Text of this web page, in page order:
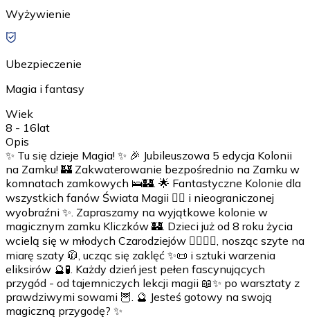
Wyżywienie
Ubezpieczenie
Magia i fantasy
Wiek
8 - 16lat
Opis
✨ Tu się dzieje Magia! ✨ 🎉 Jubileuszowa 5 edycja Kolonii
na Zamku! 🏰 Zakwaterowanie bezpośrednio na Zamku w
komnatach zamkowych 🛌🏰. 🌟 Fantastyczne Kolonie dla
wszystkich fanów Świata Magii 🧙‍♂️ i nieograniczonej
wyobraźni ✨. Zapraszamy na wyjątkowe kolonie w
magicznym zamku Kliczków 🏰. Dzieci już od 8 roku życia
wcielą się w młodych Czarodziejów 🧙‍♀️🧙‍♂️, nosząc szyte na
miarę szaty 🧥, ucząc się zaklęć ✨📜 i sztuki warzenia
eliksirów 🔮🧪. Każdy dzień jest pełen fascynujących
przygód - od tajemniczych lekcji magii 📖✨ po warsztaty z
prawdziwymi sowami 🦉. 🔮 Jesteś gotowy na swoją
magiczną przygodę? ✨